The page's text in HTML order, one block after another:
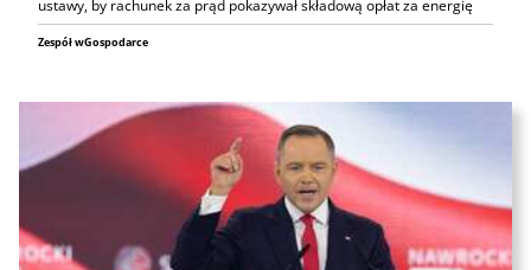
ustawy, by rachunek za prąd pokazywał składową opłat za energię
Zespół wGospodarce